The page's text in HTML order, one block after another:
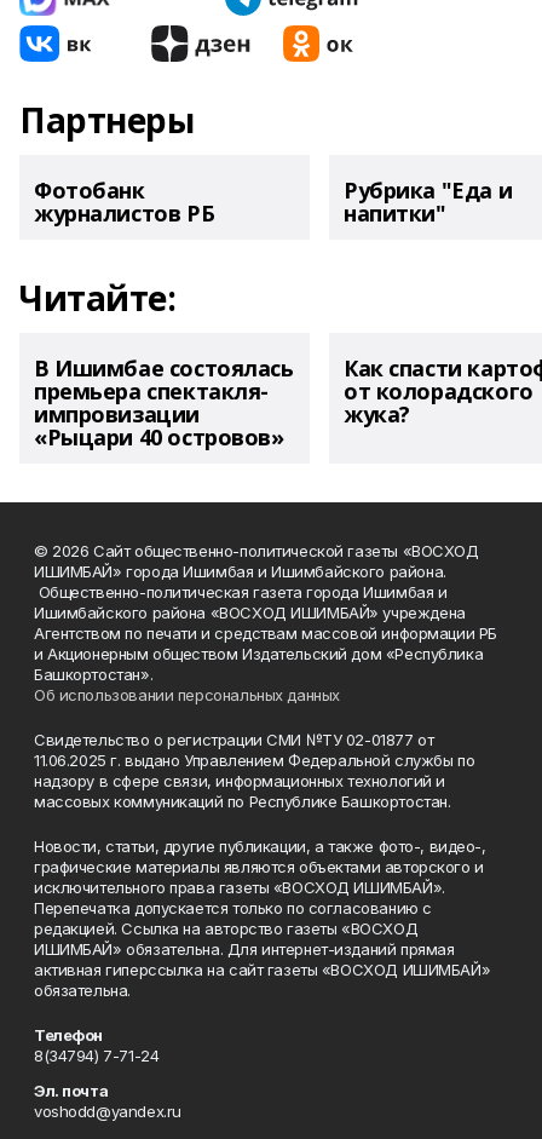
Партнеры
Фотобанк
журналистов РБ
Рубрика "Еда и
напитки"
Читайте:
В Ишимбае состоялась
премьера спектакля-
импровизации
«Рыцари 40 островов»
Как спасти
от колорадского
жука?
© 2026 Сайт общественно-политической газеты «ВОСХОД
ИШИМБАЙ» города Ишимбая и Ишимбайского района.
Общественно-политическая газета города Ишимбая и
Ишимбайского района «ВОСХОД ИШИМБАЙ» учреждена
Агентством по печати и средствам массовой информации РБ
и Акционерным обществом Издательский дом «Республика
Башкортостан».
Об использовании персональных данных
Свидетельство о регистрации СМИ №ТУ 02-01877 от
11.06.2025 г. выдано Управлением Федеральной службы по
надзору в сфере связи, информационных технологий и
массовых коммуникаций по Республике Башкортостан.
Новости, статьи, другие публикации, а также фото-, видео-,
графические материалы являются объектами авторского и
исключительного права газеты «ВОСХОД ИШИМБАЙ».
Перепечатка допускается только по согласованию с
редакцией. Ссылка на авторство газеты «ВОСХОД
ИШИМБАЙ» обязательна. Для интернет-изданий прямая
активная гиперссылка на сайт газеты «ВОСХОД ИШИМБАЙ»
обязательна.
Телефон
8(34794) 7-71-24
Эл. почта
voshodd@yandex.ru